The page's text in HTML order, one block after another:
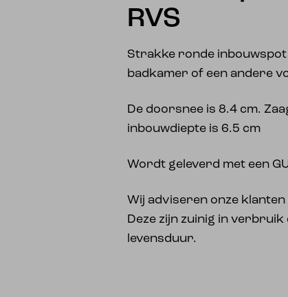
RVS
Strakke ronde
badkamer of een andere
De doorsnee is 8.4 cm.
inbouwdiepte is 6.5 cm
Wordt geleverd met een
Wij adviseren onze
Deze zijn zuinig in verbruik
levensduur.